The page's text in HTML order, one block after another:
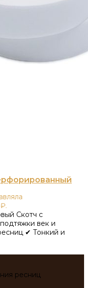
Скотч с
век и
✔ Тонкий и
ресниц